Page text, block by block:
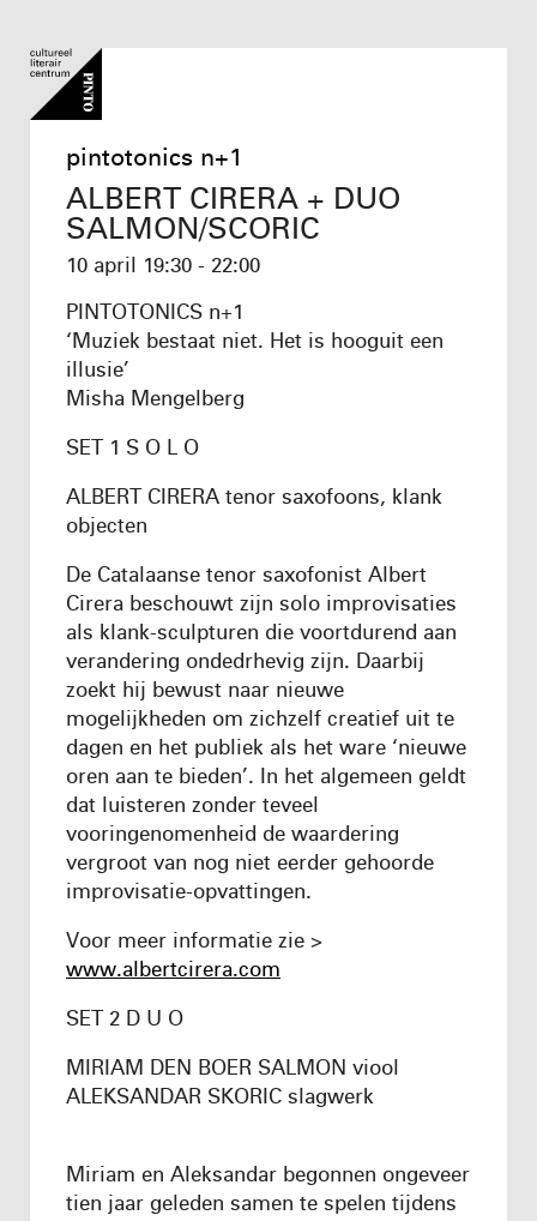
pintotonics n+1
ALBERT CIRERA + DUO
SALMON/SCORIC
10 april 19:30 - 22:00
PINTOTONICS n+1
‘Muziek bestaat niet. Het is hooguit een
illusie’
Misha Mengelberg
SET 1 S O L O
ALBERT CIRERA tenor saxofoons, klank
objecten
De Catalaanse tenor saxofonist Albert
Cirera beschouwt zijn solo improvisaties
als klank-sculpturen die voortdurend aan
verandering ondedrhevig zijn. Daarbij
zoekt hij bewust naar nieuwe
mogelijkheden om zichzelf creatief uit te
dagen en het publiek als het ware ‘nieuwe
oren aan te bieden’. In het algemeen geldt
dat luisteren zonder teveel
vooringenomenheid de waardering
vergroot van nog niet eerder gehoorde
improvisatie-opvattingen.
Voor meer informatie zie >
www.albertcirera.com
SET 2 D U O
MIRIAM DEN BOER SALMON viool
ALEKSANDAR SKORIC slagwerk
Miriam en Aleksandar begonnen ongeveer
tien jaar geleden samen te spelen tijdens